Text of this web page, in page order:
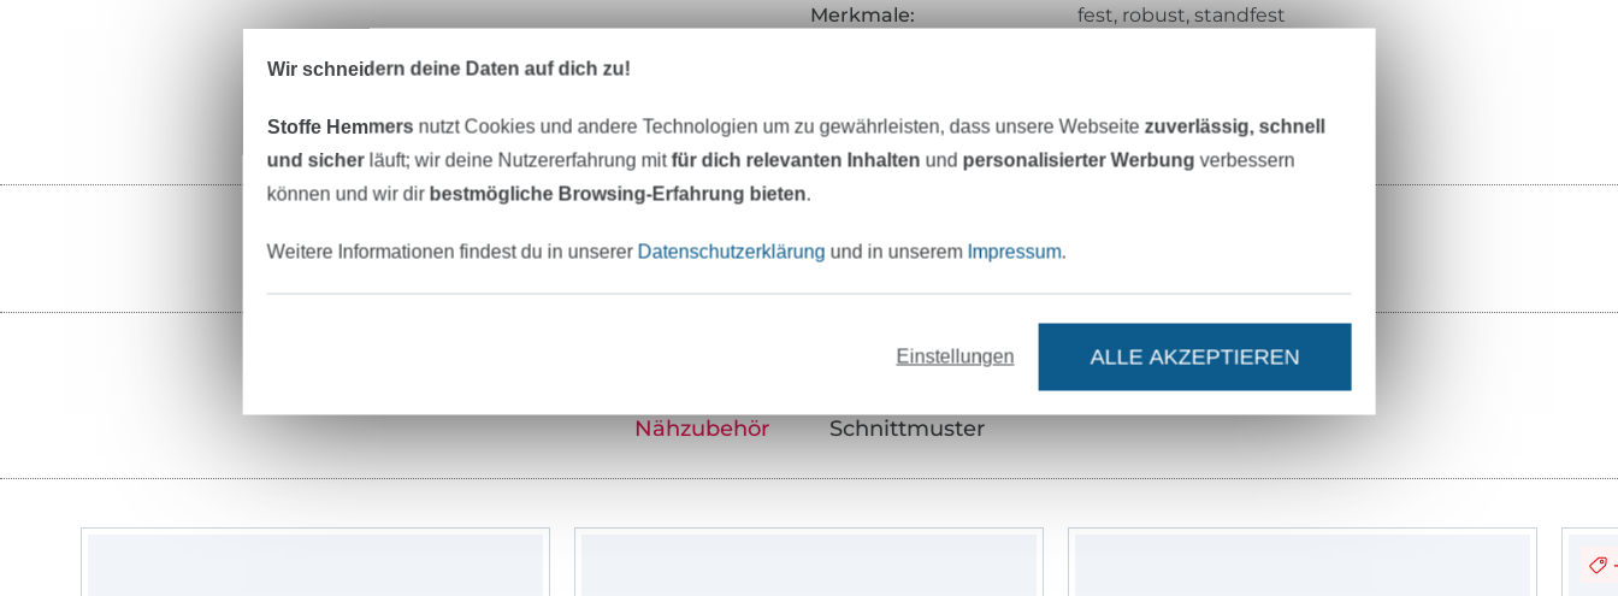
Merkmale:
fest, robust, standfest
Unser Tipp: Das passt dazu
Nähzubehör Schnittmuster
Wir schneidern deine Daten auf dich zu!
Stoffe Hemmers nutzt Cookies und andere Technologien um zu gewährleisten, dass unsere Webseitezuverlässig, schnell
und sicherläuft; wir deine Nutzererfahrung mitfür dich relevanten Inhalten und personalisierter Werbung verbessern
können und wir dir bestmögliche Browsing-Erfahrung bieten.
Weitere Informationen findest du in unserer Datenschutzerklärung und in unserem Impressum.
Einstellungen ALLE AKZEPTIEREN